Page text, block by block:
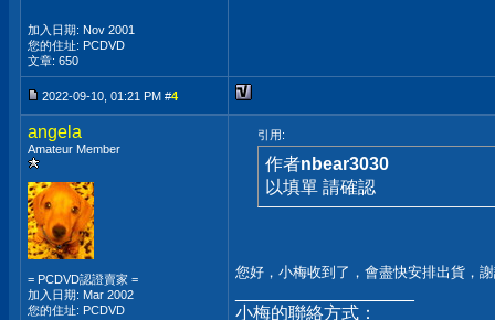
加入日期: Nov 2001
您的住址: PCDVD
文章: 650
2022-09-10, 01:21 PM #4
angela
Amateur Member
= PCDVD認證賣家 =
加入日期: Mar 2002
您的住址: PCDVD
引用:
作者nbear3030
以填單 請確認
您好，小梅收到了，會盡快安排出貨，
小梅的聯絡方式：